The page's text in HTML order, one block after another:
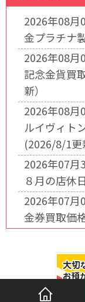
2026年08月
金プラチナ
2026年08月
記念金貨買
新）
2026年08月
ルイヴィト
(2026/8/1更
2026年07月
８月の店休
2026年07月
金券買取価